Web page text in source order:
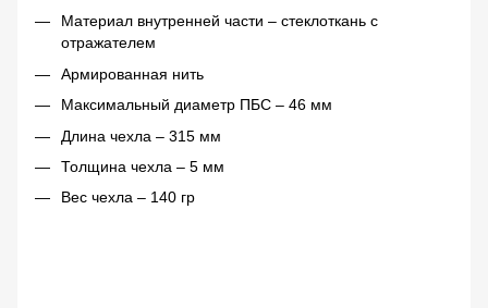
Материал внутренней части – стеклоткань с
отражателем
Армированная нить
Максимальный диаметр ПБС – 46 мм
Длина чехла – 315 мм
Толщина чехла – 5 мм
Вес чехла – 140 гр